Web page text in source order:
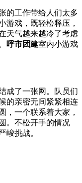
的工作带给人们太多
游戏，既轻松释压，
天气越来越冷了考虑
呼市团建室内小游戏
成了一张网。队员们
的亲密无间紧紧相连
，一个联系着大家，
。不松开手的情况
峻挑战。